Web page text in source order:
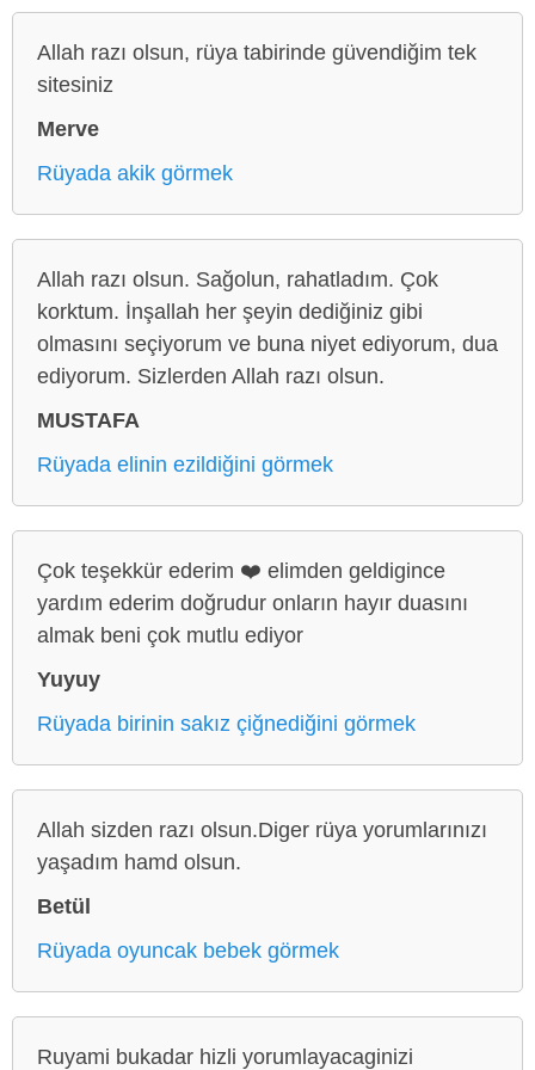
Allah razı olsun, rüya tabirinde güvendiğim tek
sitesiniz
Merve
Rüyada akik görmek
Allah razı olsun. Sağolun, rahatladım. Çok
korktum. İnşallah her şeyin dediğiniz gibi
olmasını seçiyorum ve buna niyet ediyorum, dua
ediyorum. Sizlerden Allah razı olsun.
MUSTAFA
Rüyada elinin ezildiğini görmek
Çok teşekkür ederim ❤️ elimden geldigince
yardım ederim doğrudur onların hayır duasını
almak beni çok mutlu ediyor
Yuyuy
Rüyada birinin sakız çiğnediğini görmek
Allah sizden razı olsun.Diger rüya yorumlarınızı
yaşadım hamd olsun.
Betül
Rüyada oyuncak bebek görmek
Ruyami bukadar hizli yorumlayacaginizi